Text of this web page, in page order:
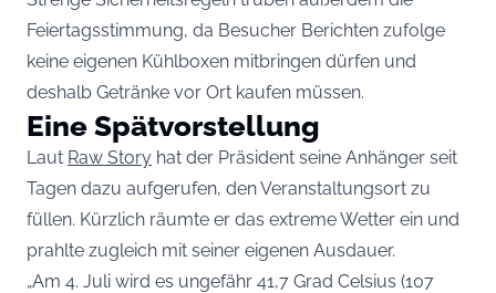
Feiertagsstimmung, da Besucher Berichten zufolge
keine eigenen Kühlboxen mitbringen dürfen und
deshalb Getränke vor Ort kaufen müssen.
Eine Spätvorstellung
Laut Raw Story hat der Präsident seine Anhänger seit
Tagen dazu aufgerufen, den Veranstaltungsort zu
füllen. Kürzlich räumte er das extreme Wetter ein und
prahlte zugleich mit seiner eigenen Ausdauer.
„Am 4. Juli wird es ungefähr 41,7 Grad Celsius (107